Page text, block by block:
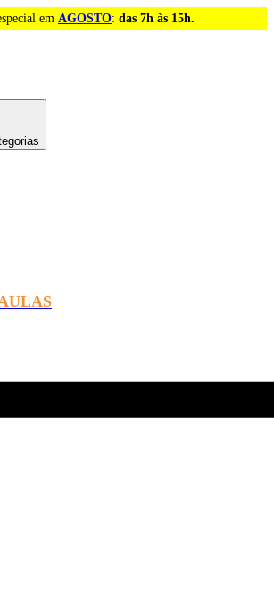
em AGOSTO: das 7h às 15h.